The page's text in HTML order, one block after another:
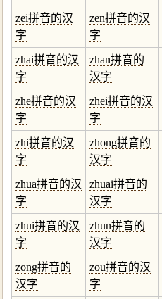
zei拼音的汉
字
zen拼音的汉
字
zhai拼音的汉
字
zhan拼音的
汉字
zhe拼音的汉
字
zhei拼音的汉
字
zhi拼音的汉
字
zhong拼音的
汉字
zhua拼音的汉
字
zhuai拼音的
汉字
zhui拼音的汉
字
zhun拼音的
汉字
zong拼音的
汉字
zou拼音的汉
字